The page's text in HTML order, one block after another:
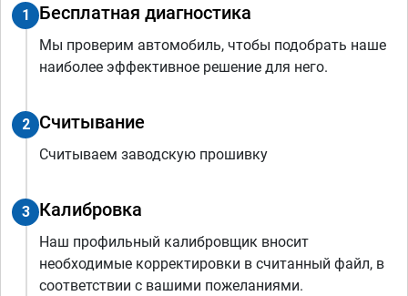
1 Бесплатная диагностика
Мы проверим автомобиль, чтобы подобрать наше
наиболее эффективное решение для него.
2 Считывание
Считываем заводскую прошивку
3 Калибровка
Наш профильный калибровщик вносит
необходимые корректировки в считанный файл, в
соответствии с вашими пожеланиями.